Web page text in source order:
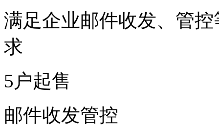
满足企业邮件收发、管
求
5户起售
邮件收发管控